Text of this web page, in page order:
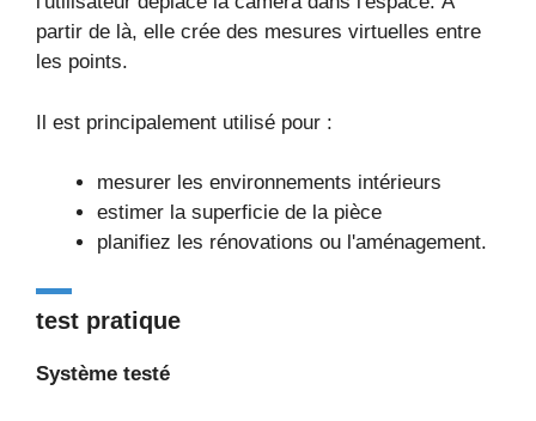
partir de là, elle crée des mesures virtuelles entre
les points.
Il est principalement utilisé pour :
mesurer les environnements intérieurs
estimer la superficie de la pièce
planifiez les rénovations ou l'aménagement.
test pratique
Système testé